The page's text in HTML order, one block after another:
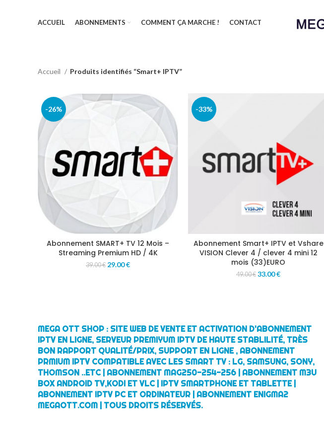
ACCUEIL ABONNEMENTS COMMENT ÇA MARCHE ! CONTACT
Accueil Produits identifiés “Smart+ IPTV”
-26%
Abonnement SMART+ TV 12 Mois –
Streaming Premium HD / 4K
39.00€ 29.00€
-33%
Abonnement Smart+ IPTV et Vshare
VISION Clever 4 / clever 4 mini 12
mois (33)EURO
49.00€ 33.00€
MEGA OTT SHOP : SITE WEB DE VENTE ET ACTIVATION D'ABONNEMENT
IPTV EN LIGNE, SERVEUR PREMIYUM IPTV DE HAUTE STABLILITÉ, TRÈS
BON RAPPORT QUALITÉ/PRIX, SUPPORT EN LIGNE , ABONNEMENT
PRMIUM IPTV COMPATIBLE AVEC LES SMART TV : LG, SAMSUNG, SONY,
THOMSON ..ETC | ABONNEMENT MAG250-254-256 | ABONNEMENT M3U
BOX ANDROID TV,KODI ET VLC | IPTV SMARTPHONE ET TABLETTE |
ABONNEMENT IPTV PC ET ORDINATEUR | ABONNEMENT ENIGMA2
MEGAOTT.COM | TOUS DROITS RÉSERVÉS.